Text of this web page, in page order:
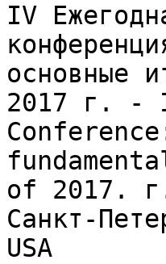
IV
основные
2017 г. -
of 2017.
Санкт-
USA